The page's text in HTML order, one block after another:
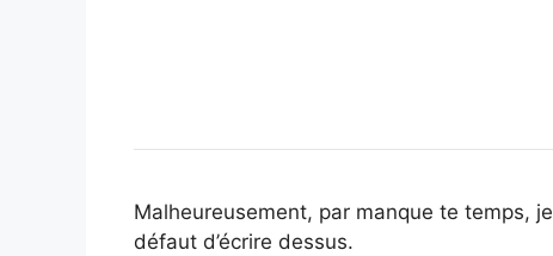
Malheureusement, par manque te temps,
défaut d’écrire dessus.